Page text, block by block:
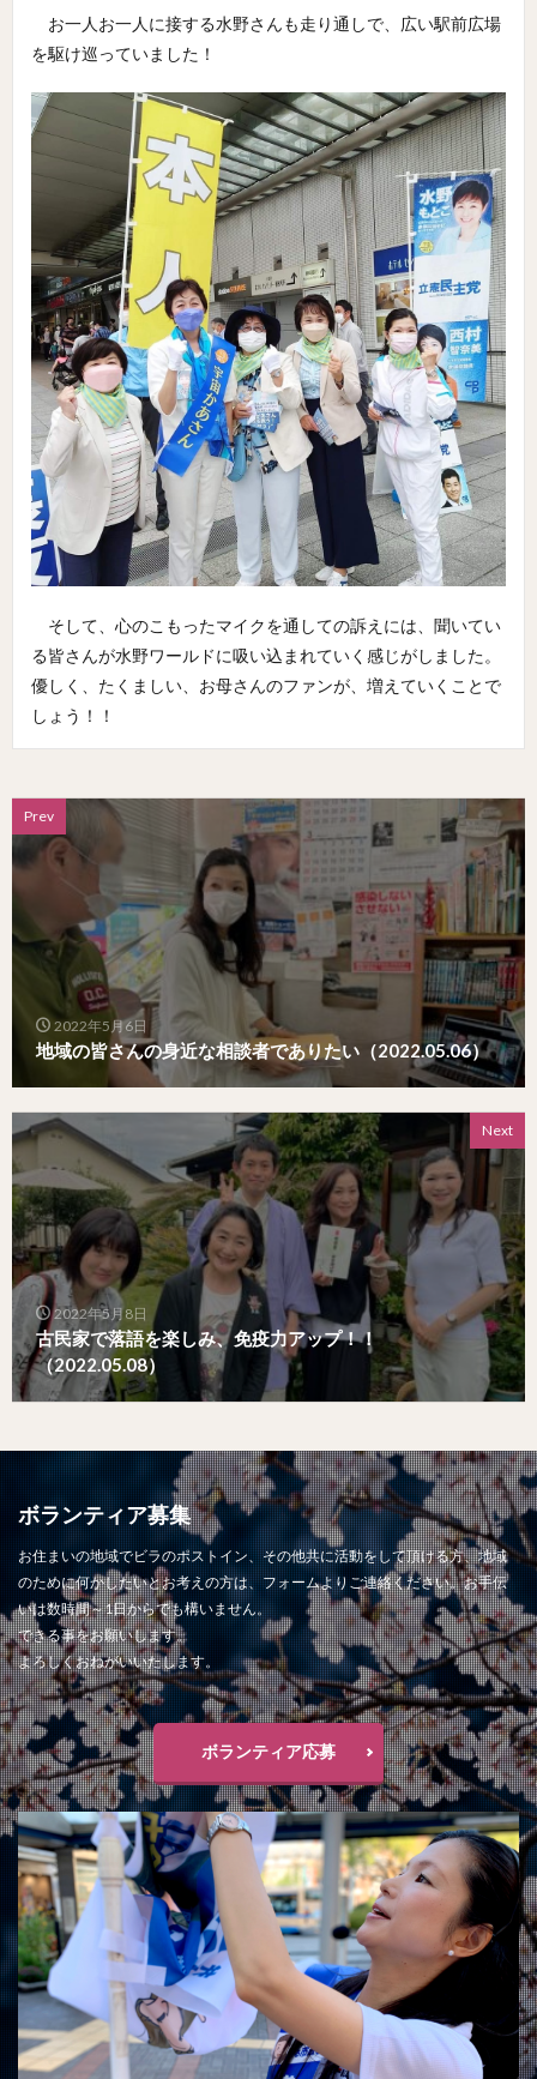
お一人お一人に接する水野さんも走り通しで、広い駅前広場
を駆け巡っていました！
そして、心のこもったマイクを通しての訴えには、聞いてい
る皆さんが水野ワールドに吸い込まれていく感じがしました。
優しく、たくましい、お母さんのファンが、増えていくことで
しょう！！
Prev
2022年5月6日
地域の皆さんの身近な相談者でありたい（2022.05.06）
Next
2022年5月8日
古民家で落語を楽しみ、免疫力アップ！！
（2022.05.08）
ボランティア募集
お住まいの地域でビラのポストイン、その他共に活動をして頂ける方、地域
のために何かしたいとお考えの方は、フォームよりご連絡ください。お手伝
いは数時間～1日からでも構いません。
できる事をお願いします。
よろしくおねがいいたします。
ボランティア応募